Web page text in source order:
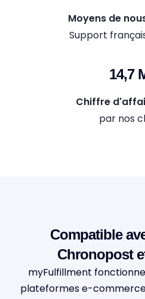
Moyens de
Support
14,7
Chiffre
par nos
Compatible
Chronopost
myFulfillment
plateformes e-